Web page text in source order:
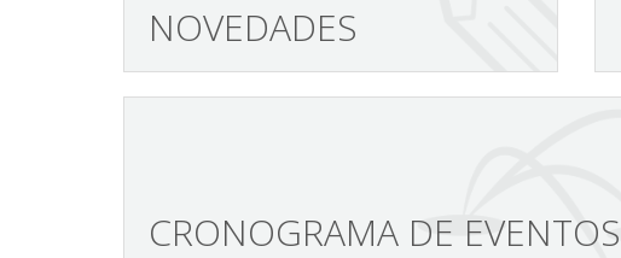
NOVEDADES
CRONOGRAMA DE EVENTOS